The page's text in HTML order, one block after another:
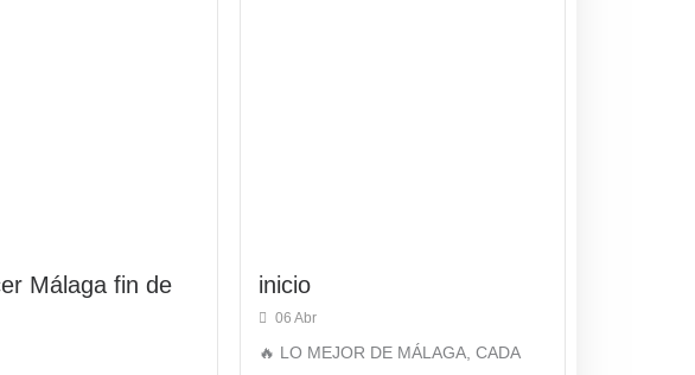
Málaga fin de
inicio
06 Abr
🔥 LO MEJOR DE MÁLAGA, CADA